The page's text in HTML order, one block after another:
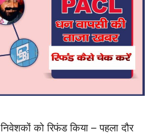
को रिफंड किया – पहला दौर